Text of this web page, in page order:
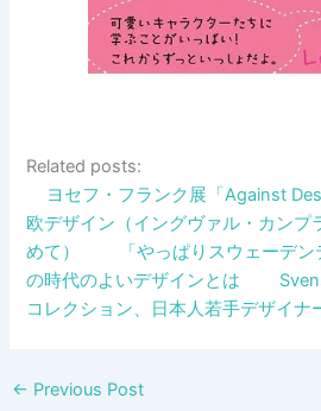
Related posts:
ヨセフ・フランク展「Against
欧デザイン（イングヴァル・カンプ
めて）
「やっぱりスウェーデ
の時代のよいデザインとは
コレクション、日本人若手デザイナ
← Previous Post